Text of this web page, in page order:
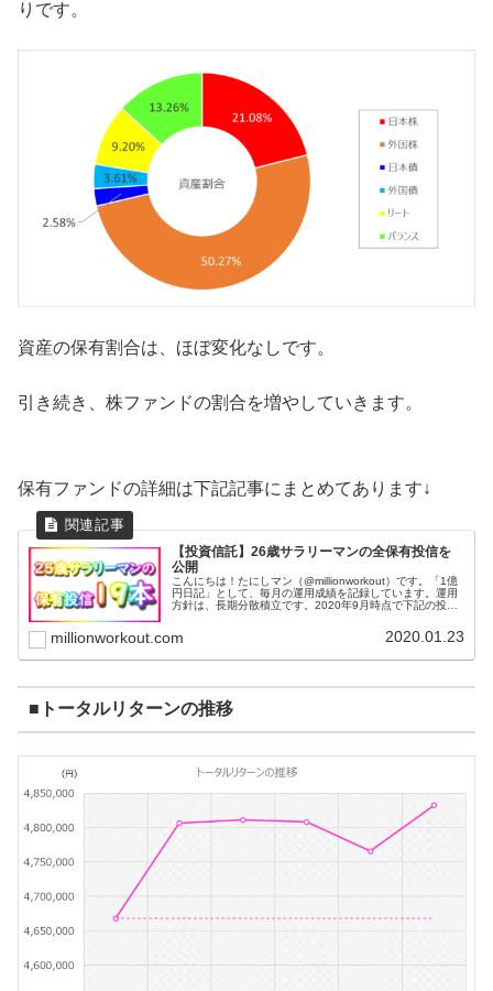
りです。
資産の保有割合は、ほぼ変化なしです。
引き続き、株ファンドの割合を増やしていきます。
保有ファンドの詳細は下記記事にまとめてあります↓
【投資信託】26歳サラリーマンの全保有投信を
公開
こんにちは！たにしマン（@millionworkout）です。「1億
円日記」として、毎月の運用成績を記録しています。運用
方針は、長期分散積立です。2020年9月時点で下記の投資
millionworkout.com 2020.01.23
■トータルリターンの推移